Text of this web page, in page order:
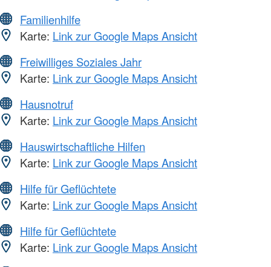
Familienhilfe
Karte: Link zur Google Maps Ansicht
Freiwilliges Soziales Jahr
Karte: Link zur Google Maps Ansicht
Hausnotruf
Karte: Link zur Google Maps Ansicht
Hauswirtschaftliche Hilfen
Karte: Link zur Google Maps Ansicht
Hilfe für Geflüchtete
Karte: Link zur Google Maps Ansicht
Hilfe für Geflüchtete
Karte: Link zur Google Maps Ansicht